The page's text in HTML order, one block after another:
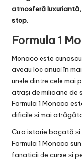
atmosferă
stop.
Formula 1
Monaco este
aveau loc anual în
unele dintre cele mai
atrași de milioane de
Formula 1 Monaco
dificile și mai
Cu o istorie bogată
Formula 1 Monaco
fanaticii de curse și